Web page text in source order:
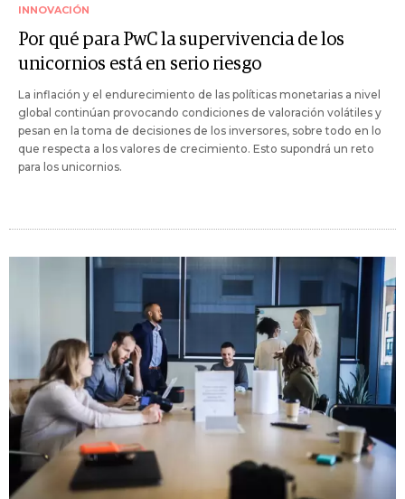
INNOVACIÓN
Por qué para PwC la supervivencia de los
unicornios está en serio riesgo
La inflación y el endurecimiento de las políticas monetarias a nivel
global continúan provocando condiciones de valoración volátiles y
pesan en la toma de decisiones de los inversores, sobre todo en lo
que respecta a los valores de crecimiento. Esto supondrá un reto
para los unicornios.